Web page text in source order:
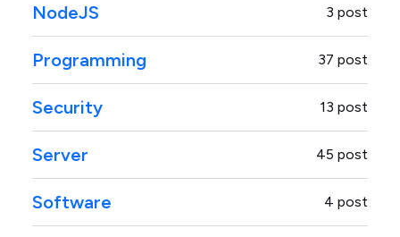
NodeJS 3 post
Programming 37 post
Security 13 post
Server 45 post
Software 4 post